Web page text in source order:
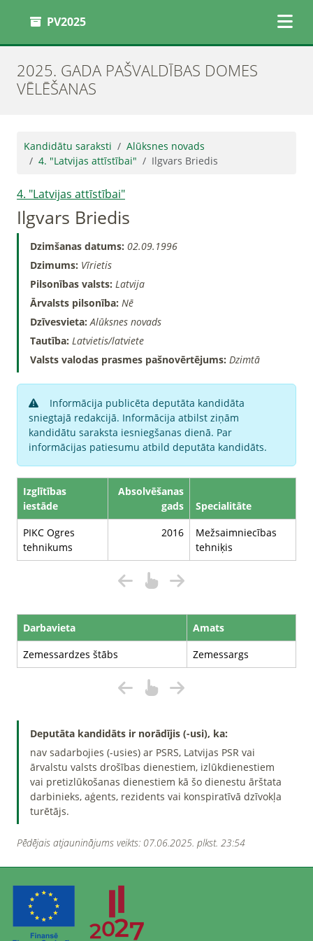
PV2025
2025. GADA PAŠVALDĪBAS DOMES
VĒLĒŠANAS
Kandidātu saraksti
Alūksnes novads
4. "Latvijas attīstībai"
Ilgvars Briedis
4. "Latvijas attīstībai"
Ilgvars Briedis
Dzimšanas datums: 02.09.1996
Dzimums: Vīrietis
Pilsonības valsts: Latvija
Ārvalsts pilsonība: Nē
Dzīvesvieta:Alūksnes novads
Tautība: Latvietis/latviete
Valsts valodas prasmes pašnovērtējums: Dzimtā
Informācija publicēta deputāta kandidāta
sniegtajā redakcijā. Informācija atbilst ziņām
kandidātu saraksta iesniegšanas dienā. Par
informācijas patiesumu atbild deputāta kandidāts.
Izglītības
iestāde
Absolvēšanas
gads
Specialitāte
PIKC Ogres
tehnikums
2016
Mežsaimniecības
tehniķis
Darbavieta
Amats
Zemessardzes štābs
Zemessargs
Deputāta kandidāts ir norādījis (-usi), ka:
nav sadarbojies (-usies) ar PSRS, Latvijas PSR vai
ārvalstu valsts drošības dienestiem, izlūkdienestiem
vai pretizlūkošanas dienestiem kā šo dienestu ārštata
darbinieks, aģents, rezidents vai konspiratīvā dzīvokļa
turētājs.
Pēdējais atjauninājums veikts: 07.06.2025. plkst. 23:54